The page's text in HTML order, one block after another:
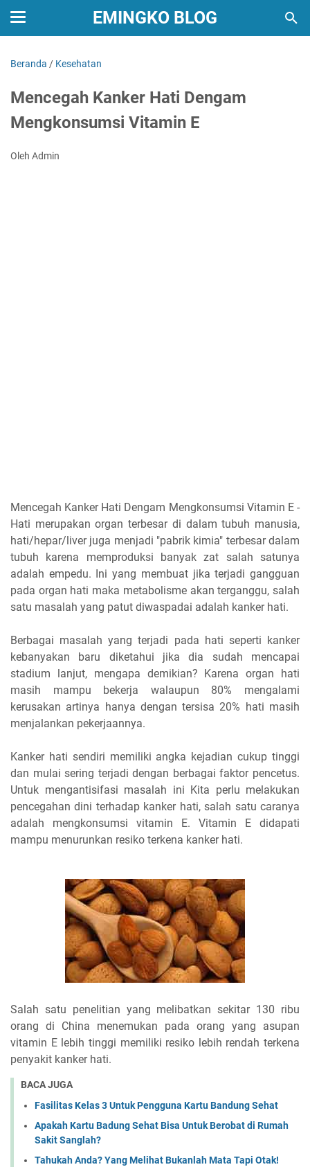
EMINGKO BLOG
Beranda / Kesehatan
Mencegah Kanker Hati Dengam
Mengkonsumsi Vitamin E
Oleh Admin
Mencegah Kanker Hati Dengam Mengkonsumsi Vitamin E -
Hati merupakan organ terbesar di dalam tubuh manusia,
hati/hepar/liver juga menjadi "pabrik kimia" terbesar dalam
tubuh karena memproduksi banyak zat salah satunya
adalah empedu. Ini yang membuat jika terjadi gangguan
pada organ hati maka metabolisme akan terganggu, salah
satu masalah yang patut diwaspadai adalah kanker hati.
Berbagai masalah yang terjadi pada hati seperti kanker
kebanyakan baru diketahui jika dia sudah mencapai
stadium lanjut, mengapa demikian? Karena organ hati
masih mampu bekerja walaupun 80% mengalami
kerusakan artinya hanya dengan tersisa 20% hati masih
menjalankan pekerjaannya.
Kanker hati sendiri memiliki angka kejadian cukup tinggi
dan mulai sering terjadi dengan berbagai faktor pencetus.
Untuk mengantisifasi masalah ini Kita perlu melakukan
pencegahan dini terhadap kanker hati, salah satu caranya
adalah mengkonsumsi vitamin E. Vitamin E didapati
mampu menurunkan resiko terkena kanker hati.
Salah satu penelitian yang melibatkan sekitar 130 ribu
orang di China menemukan pada orang yang asupan
vitamin E lebih tinggi memiliki resiko lebih rendah terkena
penyakit kanker hati.
BACA JUGA
Fasilitas Kelas 3 Untuk Pengguna Kartu Bandung Sehat
Apakah Kartu Badung Sehat Bisa Untuk Berobat di Rumah
Sakit Sanglah?
Tahukah Anda? Yang Melihat Bukanlah Mata Tapi Otak!